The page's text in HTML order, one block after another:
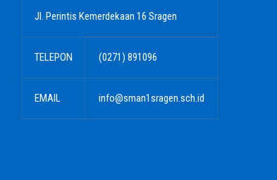
Jl. Perintis Kemerdekaan 16 Sragen
TELEPON (0271) 891096
EMAIL info@sman1sragen.sch.id